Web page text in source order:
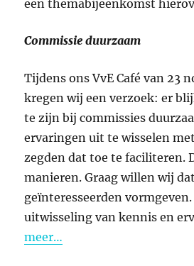
een themabijeenkomst
Commissie duurzaam
Tijdens ons VvE Café van 23
kregen wij een verzoek: er
te zijn bij commissies
ervaringen uit te wisselen
zegden dat toe te faciliteren.
manieren. Graag willen wij
geïnteresseerden
uitwisseling van kennis en
meer…